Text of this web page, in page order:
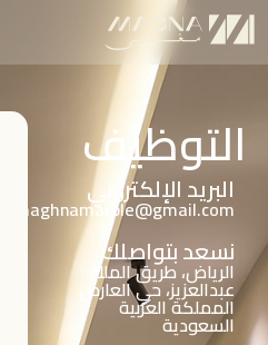
التوظيف
البريد الإلكتروني
maghnamarble@gmail.com
نسعد بتواصلك
الرياض، طريق الملك
عبدالعزيز، حي العارض
المملكة العربية
السعودية